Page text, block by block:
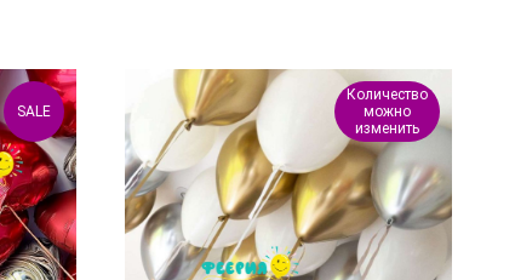
SALE
Количество
можно
изменить